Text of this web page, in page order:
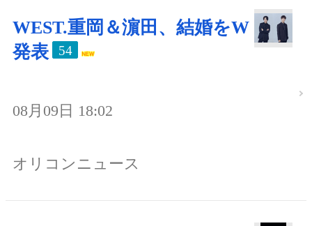
WEST.重岡＆濵田、結婚をW
発表
54
08月09日 18:02
オリコンニュース